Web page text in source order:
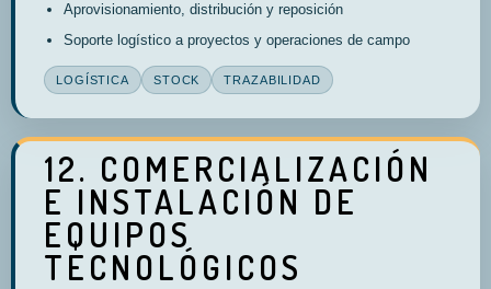
Aprovisionamiento, distribución y reposición
Soporte logístico a proyectos y operaciones de campo
LOGÍSTICA STOCK TRAZABILIDAD
12. COMERCIALIZACIÓN
E INSTALACIÓN DE
EQUIPOS
TECNOLÓGICOS